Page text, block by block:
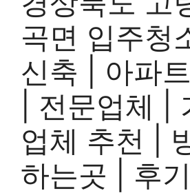
곡면 입주청
신축 | 아파
| 전문업체 |
업체 추천 |
하는곳 | 후기